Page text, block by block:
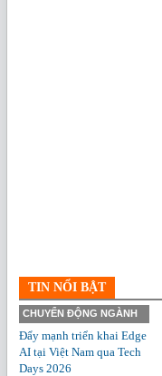
TIN NỔI BẬT
CHUYỂN ĐỘNG NGÀNH
Đẩy mạnh triển khai Edge
AI tại Việt Nam qua Tech
Days 2026